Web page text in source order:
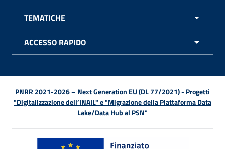
TEMATICHE
ACCESSO RAPIDO
PNRR 2021-2026 – Next Generation EU (DL 77/2021) - Progetti
"Digitalizzazione dell’INAIL" e "Migrazione della Piattaforma Data
Lake/Data Hub al PSN"